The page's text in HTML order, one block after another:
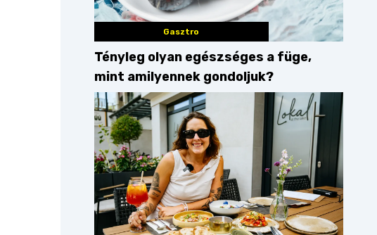
Gasztro
Tényleg olyan egészséges a füge,
mint amilyennek gondoljuk?